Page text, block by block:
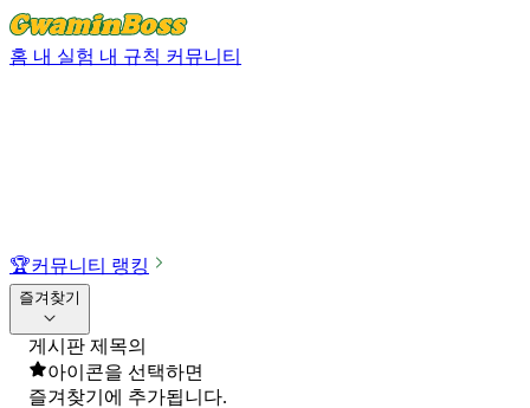
홈 내 실험 내 규칙 커뮤니티
🏆커뮤니티 랭킹
즐겨찾기
게시판 제목의
아이콘을 선택하면
즐겨찾기에 추가됩니다.